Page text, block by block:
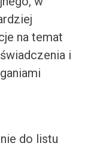
na temat
i
do listu